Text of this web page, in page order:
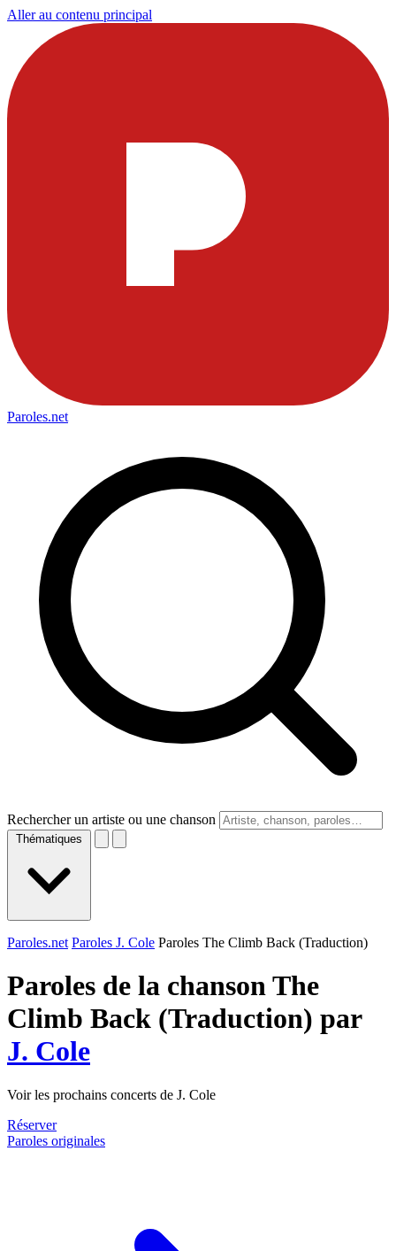
Aller au contenu principal
Paroles.net
Rechercher un artiste ou une chanson
Thématiques
Paroles.net Paroles J. Cole Paroles The Climb Back (Traduction)
Paroles de la chanson The
Climb Back (Traduction) par
J. Cole
Voir les prochains concerts de J. Cole
Réserver
Paroles originales